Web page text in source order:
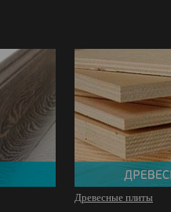
Древесные плиты